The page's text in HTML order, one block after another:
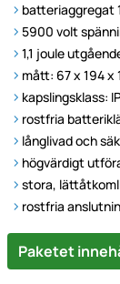
batteriaggregat
5900 volt
1,1 joule
mått: 67 x 194 x
kapslingsklass:
rostfria
långlivad och
högvärdigt
stora,
rostfria
Paketet